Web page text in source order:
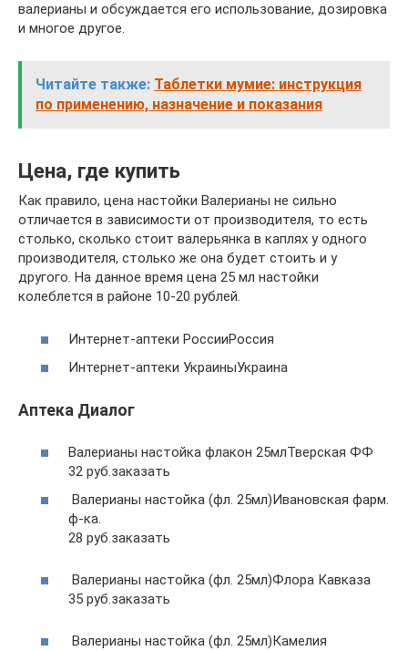
валерианы и обсуждается его использование, дозировка
и многое другое.
Читайте также: Таблетки мумие: инструкция
по применению, назначение и показания
Цена, где купить
Как правило, цена настойки Валерианы не сильно
отличается в зависимости от производителя, то есть
столько, сколько стоит валерьянка в каплях у одного
производителя, столько же она будет стоить и у
другого. На данное время цена 25 мл настойки
колеблется в районе 10-20 рублей.
Интернет-аптеки РоссииРоссия
Интернет-аптеки УкраиныУкраина
Аптека Диалог
Валерианы настойка флакон 25млТверская ФФ
32 руб.заказать
Валерианы настойка (фл. 25мл)Ивановская фарм.
ф-ка.
28 руб.заказать
Валерианы настойка (фл. 25мл)Флора Кавказа
35 руб.заказать
Валерианы настойка (фл. 25мл)Камелия